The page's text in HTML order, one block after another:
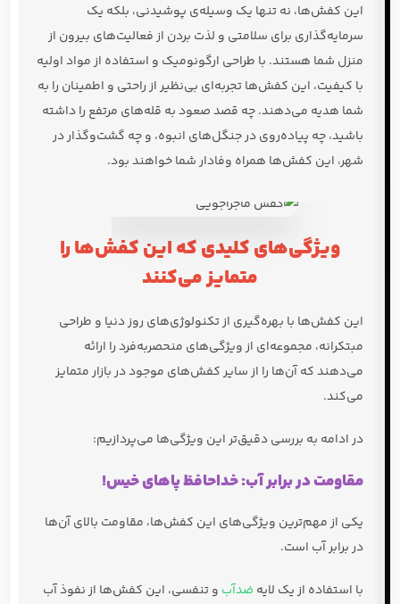
این کفش‌ها، نه تنها یک وسیله‌ی پوشیدنی، بلکه یک
سرمایه‌گذاری برای سلامتی و لذت بردن از فعالیت‌های بیرون از
منزل شما هستند. با طراحی ارگونومیک و استفاده از مواد اولیه
با کیفیت، این کفش‌ها تجربه‌ای بی‌نظیر از راحتی و اطمینان را به
شما هدیه می‌دهند. چه قصد صعود به قله‌های مرتفع را داشته
باشید، چه پیاده‌روی در جنگل‌های انبوه، و چه گشت‌وگذار در
شهر، این کفش‌ها همراه وفادار شما خواهند بود.
ویژگی‌های کلیدی که این کفش‌ها را
متمایز می‌کنند
این کفش‌ها با بهره‌گیری از تکنولوژی‌های روز دنیا و طراحی
مبتکرانه، مجموعه‌ای از ویژگی‌های منحصربه‌فرد را ارائه
می‌دهند که آن‌ها را از سایر کفش‌های موجود در بازار متمایز
می‌کند.
در ادامه به بررسی دقیق‌تر این ویژگی‌ها می‌پردازیم:
مقاومت در برابر آب: خداحافظ پاهای خیس!
یکی از مهم‌ترین ویژگی‌های این کفش‌ها، مقاومت بالای آن‌ها
در برابر آب است.
با استفاده از یک لایه ضدآب و تنفسی، این کفش‌ها از نفوذ آب